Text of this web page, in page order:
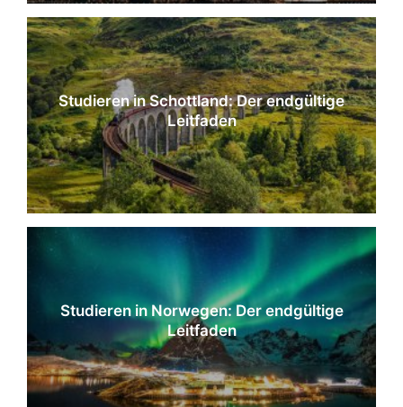
Studieren in Schottland: Der endgültige
Leitfaden
Studieren in Norwegen: Der endgültige
Leitfaden